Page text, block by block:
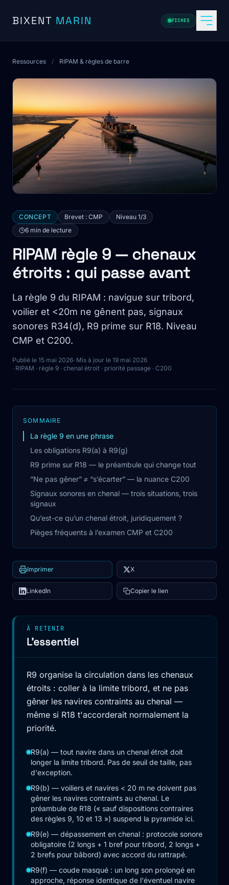
BIXENT MARIN FICHES
Ressources / RIPAM & règles de barre
CONCEPT Brevet : CMP
Niveau 1/3
6 min de lecture
RIPAM règle 9 — chenaux
étroits : qui passe avant
La règle 9 du RIPAM : navigue sur tribord,
voilier et <20m ne gênent pas, signaux
sonores R34(d), R9 prime sur R18. Niveau
CMP et C200.
Publié le 15 mai 2026· Mis à jour le 19 mai 2026
· RIPAM · règle 9 · chenal étroit · priorité passage · C200
SOMMAIRE
La règle 9 en une phrase
Les obligations R9(a) à R9(g)
R9 prime sur R18 — le préambule qui change tout
”Ne pas gêner” ≠ “s’écarter” — la nuance C200
Signaux sonores en chenal — trois situations, trois
signaux
Qu’est-ce qu’un chenal étroit, juridiquement ?
Pièges fréquents à l’examen CMP et C200
Imprimer X
LinkedIn Copier le lien
À RETENIR
L'essentiel
R9 organise la circulation dans les chenaux
étroits : coller à la limite tribord, et ne pas
gêner les navires contraints au chenal —
même si R18 t'accorderait normalement la
priorité.
R9(a) — tout navire dans un chenal étroit doit
longer la limite tribord. Pas de seuil de taille, pas
d'exception.
R9(b) — voiliers et navires < 20 m ne doivent pas
gêner les navires contraints au chenal. Le
préambule de R18 (« sauf dispositions contraires
des règles 9, 10 et 13 ») suspend la pyramide ici.
R9(e) — dépassement en chenal : protocole sonore
obligatoire (2 longs + 1 bref pour tribord, 2 longs +
2 brefs pour bâbord) avec accord du rattrapé.
R9(f) — coude masqué : un long son prolongé en
approche, réponse identique de l'éventuel navire